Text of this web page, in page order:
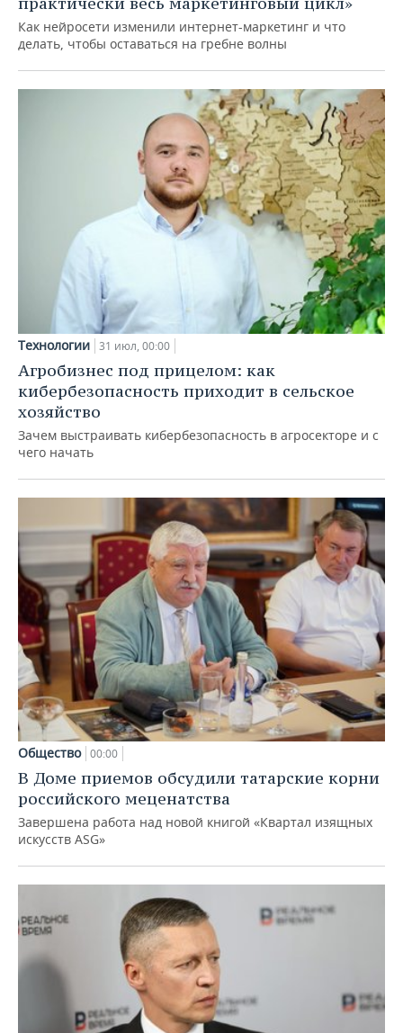
Как нейросети изменили интернет-маркетинг и что
делать, чтобы оставаться на гребне волны
Технологии 31 июл, 00:00
Агробизнес под прицелом: как
кибербезопасность приходит в сельское
хозяйство
Зачем выстраивать кибербезопасность в агросекторе и с
чего начать
Общество 00:00
В Доме приемов обсудили татарские корни
российского меценатства
Завершена работа над новой книгой «Квартал изящных
искусств ASG»